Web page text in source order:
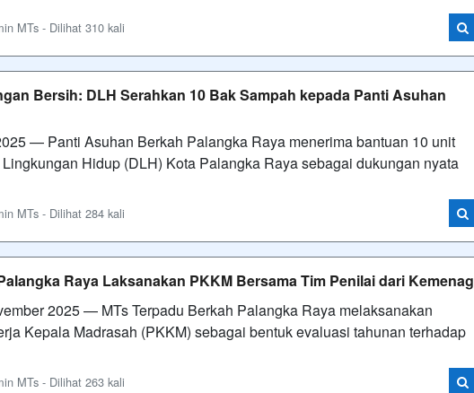
MTs - Dilihat 310 kali
Bersih: DLH Serahkan 10 Bak Sampah kepada Panti Asuhan
— Panti Asuhan Berkah Palangka Raya menerima bantuan 10 unit
Hidup (DLH) Kota Palangka Raya sebagai dukungan nyata
MTs - Dilihat 284 kali
Raya Laksanakan PKKM Bersama Tim Penilai dari Kemenag
2025 — MTs Terpadu Berkah Palangka Raya melaksanakan
Kepala Madrasah (PKKM) sebagai bentuk evaluasi tahunan terhadap
MTs - Dilihat 263 kali